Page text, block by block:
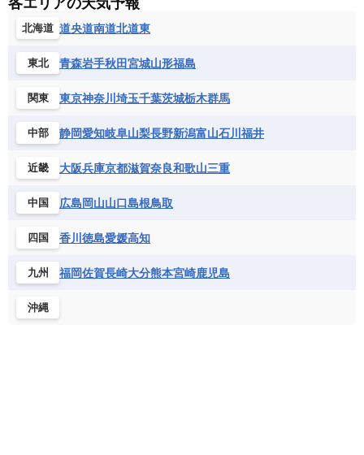
各エリアの天気予報
北海道 道央道南道北道東
東北 青森岩手秋田宮城山形福島
関東 東京神奈川 埼玉千葉茨城栃木群馬
中部 静岡愛知岐阜山梨長野新潟富山石川 福井
近畿 大阪兵庫京都滋賀奈良和歌山三重
中国 広島岡山山口島根鳥取
四国 香川 徳島愛媛高知
九州 福岡佐賀長崎大分熊本宮崎鹿児島
沖縄